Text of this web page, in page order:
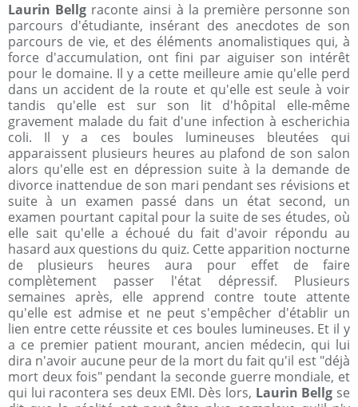
Laurin Bellg raconte ainsi à la première personne son
parcours d'étudiante, insérant des anecdotes de son
parcours de vie, et des éléments anomalistiques qui, à
force d'accumulation, ont fini par aiguiser son intérêt
pour le domaine. Il y a cette meilleure amie qu'elle perd
dans un accident de la route et qu'elle est seule à voir
tandis qu'elle est sur son lit d'hôpital elle-même
gravement malade du fait d'une infection à escherichia
coli. Il y a ces boules lumineuses bleutées qui
apparaissent plusieurs heures au plafond de son salon
alors qu'elle est en dépression suite à la demande de
divorce inattendue de son mari pendant ses révisions et
suite à un examen passé dans un état second, un
examen pourtant capital pour la suite de ses études, où
elle sait qu'elle a échoué du fait d'avoir répondu au
hasard aux questions du quiz. Cette apparition nocturne
de plusieurs heures aura pour effet de faire
complètement passer l'état dépressif. Plusieurs
semaines après, elle apprend contre toute attente
qu'elle est admise et ne peut s'empêcher d'établir un
lien entre cette réussite et ces boules lumineuses. Et il y
a ce premier patient mourant, ancien médecin, qui lui
dira n'avoir aucune peur de la mort du fait qu'il est "déjà
mort deux fois" pendant la seconde guerre mondiale, et
qui lui racontera ses deux EMI. Dès lors, Laurin Bellg se